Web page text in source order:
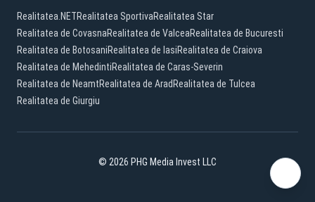
Realitatea.NETRealitatea SportivaRealitatea Star
Realitatea de CovasnaRealitatea de ValceaRealitatea de Bucuresti
Realitatea de BotosaniRealitatea de IasiRealitatea de Craiova
Realitatea de MehedintiRealitatea de Caras-Severin
Realitatea de NeamtRealitatea de Arad Realitatea de Tulcea
Realitatea de Giurgiu
© 2026 PHG Media Invest LLC